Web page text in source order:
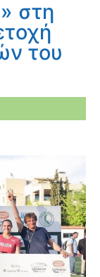
στη
του